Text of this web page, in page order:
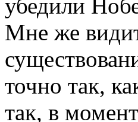
убедили
Мне же
точно так,
так, в